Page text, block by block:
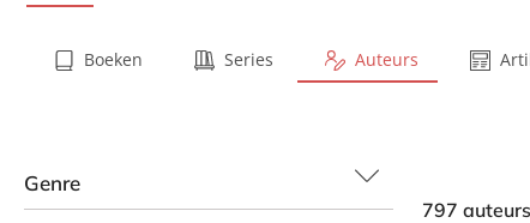
Boeken Series Auteurs
Genre
797